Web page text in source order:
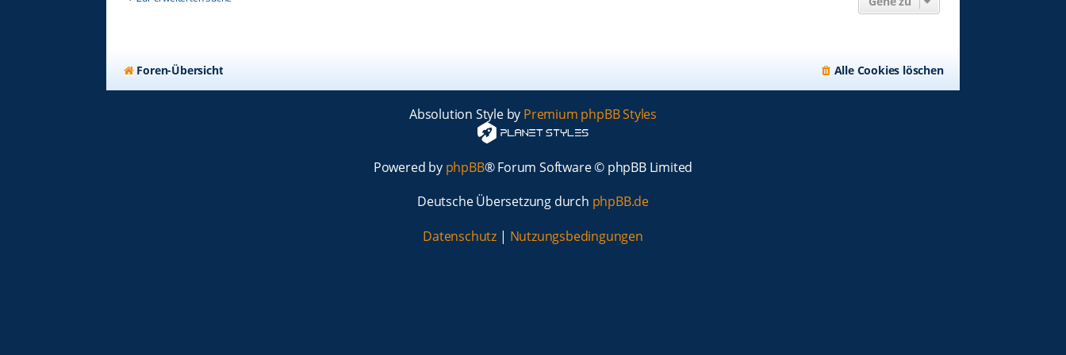
Foren-Übersicht Alle Cookies löschen
Absolution Style by Premium phpBB Styles
Powered by phpBB® Forum Software © phpBB Limited
Deutsche Übersetzung durch phpBB.de
Datenschutz | Nutzungsbedingungen